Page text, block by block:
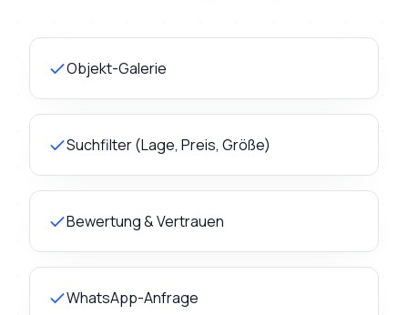
Objekt-Galerie
Suchfilter (Lage, Preis, Größe)
Bewertung & Vertrauen
WhatsApp-Anfrage